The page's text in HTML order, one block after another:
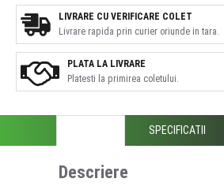
PLATA LA LIVRARE
Platesti la primirea coletului.
LIVRARE CU VERIFICARE COLET
Livrare rapida prin curier oriunde in tara.
SPECIFICATII
Descriere